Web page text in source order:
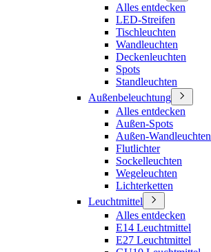
Alles entdecken
LED-Streifen
Tischleuchten
Wandleuchten
Deckenleuchten
Spots
Standleuchten
Außenbeleuchtung
Alles entdecken
Außen-Spots
Außen-Wandleuchten
Flutlichter
Sockelleuchten
Wegeleuchten
Lichterketten
Leuchtmittel
Alles entdecken
E14 Leuchtmittel
E27 Leuchtmittel